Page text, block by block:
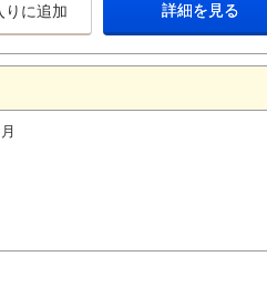
りに追加 詳細を見る